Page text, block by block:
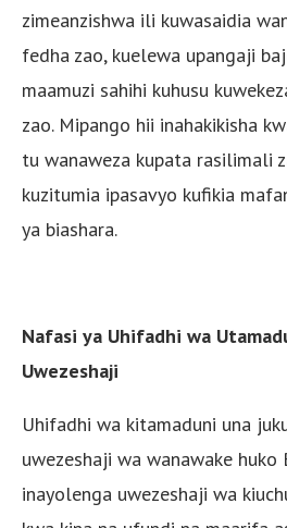
zimeanzishwa ili kuwasaidia
fedha zao, kuelewa upangaji
maamuzi sahihi kuhusu
zao. Mipango hii inahakikisha
tu wanaweza kupata rasilimali
kuzitumia ipasavyo kufikia
ya biashara.
Nafasi ya Uhifadhi wa
Uwezeshaji
Uhifadhi wa kitamaduni una
uwezeshaji wa wanawake huko
inayolenga uwezeshaji wa